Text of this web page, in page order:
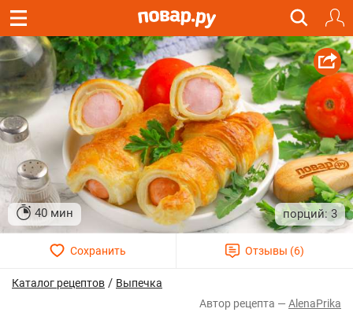
40 мин 3
Каталог рецептов / Выпечка
AlenaPrika